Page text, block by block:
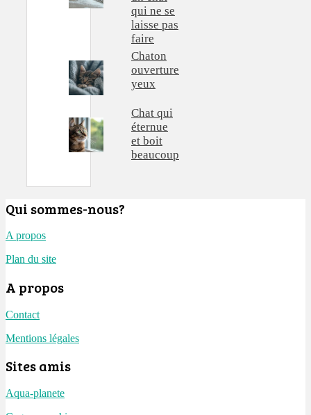
qui ne se
laisse pas
faire
Chaton
ouverture
yeux
Chat qui
éternue
et boit
beaucoup
Qui sommes-nous?
A propos
Plan du site
A propos
Contact
Mentions légales
Sites amis
Aqua-planete